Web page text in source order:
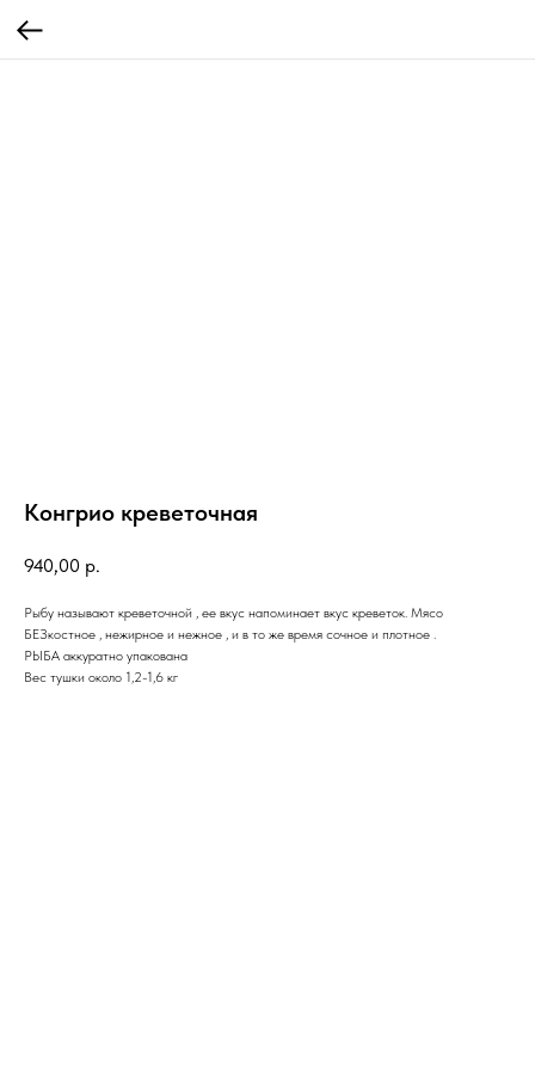
Конгрио креветочная
940,00 р.
Рыбу называют креветочной , ее вкус напоминает вкус креветок. Мясо
БЕЗкостное , нежирное и нежное , и в то же время сочное и плотное .
РЫБА аккуратно упакована
Вес тушки около 1,2-1,6 кг